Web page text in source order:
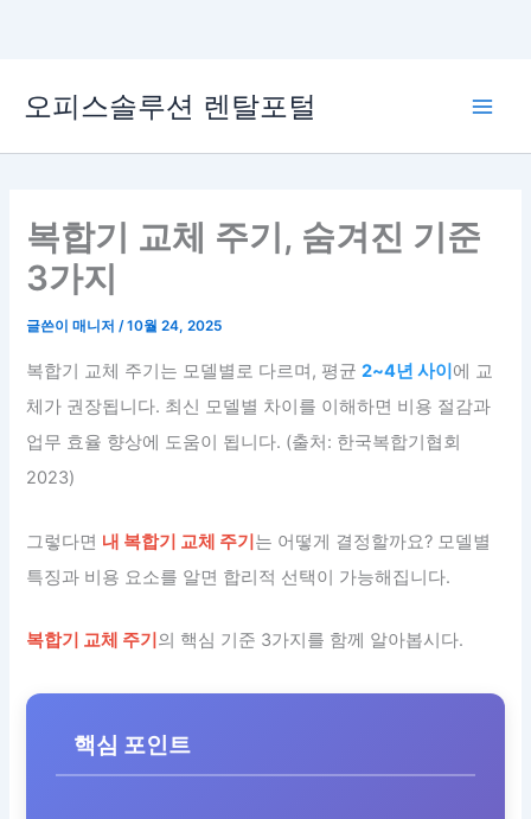
로
오피스솔루션 렌탈포털
복합기 교체 주기, 숨겨진 기준
3가지
글쓴이매니저 /10월 24, 2025
복합기 교체 주기는 모델별로 다르며, 평균2~4년 사이 에 교
체가 권장됩니다. 최신 모델별 차이를 이해하면 비용 절감과
업무 효율 향상에 도움이 됩니다. (출처: 한국복합기협회
2023)
그렇다면 내 복합기 교체 주기는 어떻게 결정할까요? 모델별
특징과 비용 요소를 알면 합리적 선택이 가능해집니다.
복합기 교체 주기의 핵심 기준 3가지를 함께 알아봅시다.
핵심 포인트